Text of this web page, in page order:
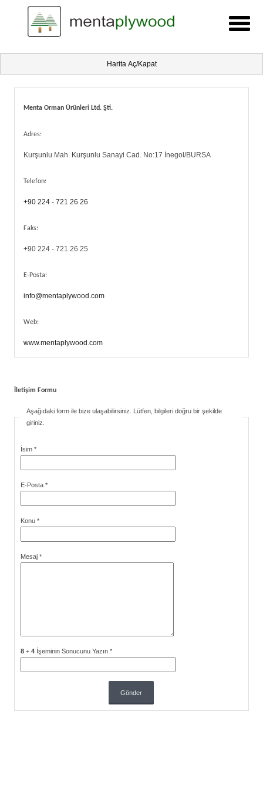
Harita Aç/Kapat
Menta Orman Ürünleri Ltd. Şti.
Adres:
Kurşunlu Mah. Kurşunlu Sanayi Cad. No:17 İnegol/BURSA
Telefon:
+90 224 - 721 26 26
Faks:
+90 224 - 721 26 25
E-Posta:
info@mentaplywood.com
Web:
www.mentaplywood.com
İletişim Formu
Aşağıdaki form ile bize ulaşabilirsiniz. Lütfen, bilgileri doğru bir şekilde
giriniz.
İsim*
E-Posta*
Konu*
Mesaj*
8+ 4İşeminin Sonucunu Yazın*
Gönder